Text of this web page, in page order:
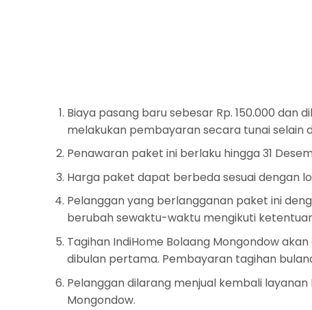
Biaya pasang baru sebesar Rp. 150.000
melakukan pembayaran secara tunai selain
Penawaran paket ini berlaku hingga 31
Harga paket dapat berbeda sesuai dengan
Pelanggan yang berlangganan paket ini
berubah sewaktu-waktu mengikuti
Tagihan IndiHome Bolaang Mongondow
dibulan pertama. Pembayaran tagihan
Pelanggan dilarang menjual kembali
Mongondow.